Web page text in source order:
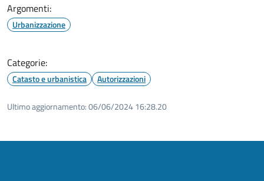
Argomenti:
Urbanizzazione
Categorie:
Catasto e urbanistica Autorizzazioni
Ultimo aggiornamento:06/06/2024 16:28.20